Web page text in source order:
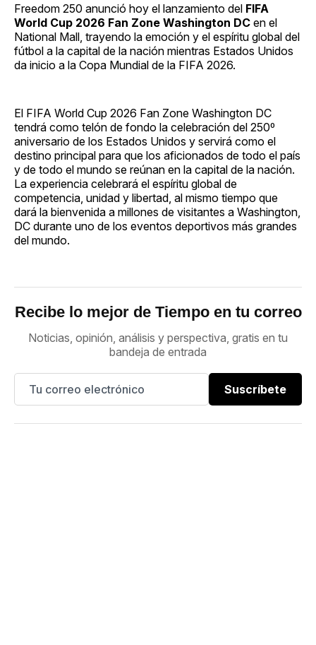
Freedom 250 anunció hoy el lanzamiento del FIFA
World Cup 2026 Fan Zone Washington DC en el
National Mall, trayendo la emoción y el espíritu global del
fútbol a la capital de la nación mientras Estados Unidos
da inicio a la Copa Mundial de la FIFA 2026.
El FIFA World Cup 2026 Fan Zone Washington DC
tendrá como telón de fondo la celebración del 250º
aniversario de los Estados Unidos y servirá como el
destino principal para que los aficionados de todo el país
y de todo el mundo se reúnan en la capital de la nación.
La experiencia celebrará el espíritu global de
competencia, unidad y libertad, al mismo tiempo que
dará la bienvenida a millones de visitantes a Washington,
DC durante uno de los eventos deportivos más grandes
del mundo.
Recibe lo mejor de Tiempo en tu correo
Noticias, opinión, análisis y perspectiva, gratis en tu
bandeja de entrada
Suscríbete